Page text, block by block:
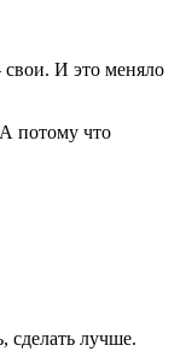
И это меняло
потому что
сделать лучше.